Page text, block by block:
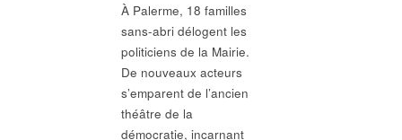
À Palerme, 18 familles
sans-abri délogent les
politiciens de la Mairie.
De nouveaux acteurs
s’emparent de l’ancien
théâtre de la
démocratie, incarnant